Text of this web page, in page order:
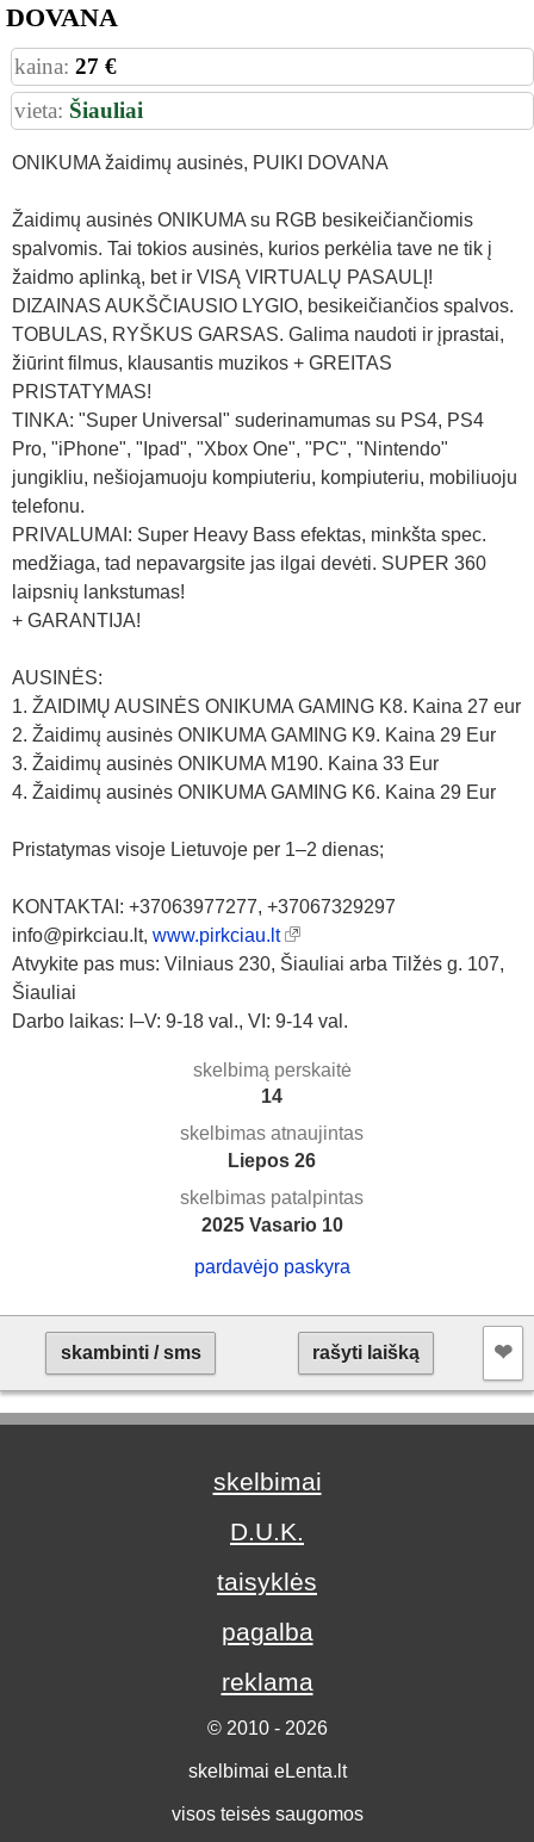
DOVANA
kaina: 27 €
vieta: Šiauliai
ONIKUMA žaidimų ausinės, PUIKI DOVANA
Žaidimų ausinės ONIKUMA su RGB besikeičiančiomis
spalvomis. Tai tokios ausinės, kurios perkėlia tave ne tik į
žaidmo aplinką, bet ir VISĄ VIRTUALŲ PASAULĮ!
DIZAINAS AUKŠČIAUSIO LYGIO, besikeičiančios spalvos.
TOBULAS, RYŠKUS GARSAS. Galima naudoti ir įprastai,
žiūrint filmus, klausantis muzikos + GREITAS
PRISTATYMAS!
TINKA: "Super Universal" suderinamumas su PS4, PS4
Pro, "iPhone", "Ipad", "Xbox One", "PC", "Nintendo"
jungikliu, nešiojamuoju kompiuteriu, kompiuteriu, mobiliuoju
telefonu.
PRIVALUMAI: Super Heavy Bass efektas, minkšta spec.
medžiaga, tad nepavargsite jas ilgai devėti. SUPER 360
laipsnių lankstumas!
+ GARANTIJA!
AUSINĖS:
1. ŽAIDIMŲ AUSINĖS ONIKUMA GAMING K8. Kaina 27 eur
2. Žaidimų ausinės ONIKUMA GAMING K9. Kaina 29 Eur
3. Žaidimų ausinės ONIKUMA M190. Kaina 33 Eur
4. Žaidimų ausinės ONIKUMA GAMING K6. Kaina 29 Eur
Pristatymas visoje Lietuvoje per 1–2 dienas;
KONTAKTAI: +37063977277, +37067329297
info@pirkciau.lt, www.pirkciau.lt
Atvykite pas mus: Vilniaus 230, Šiauliai arba Tilžės g. 107,
Šiauliai
Darbo laikas: I–V: 9-18 val., VI: 9-14 val.
skelbimą perskaitė
14
skelbimas atnaujintas
Liepos 26
skelbimas patalpintas
2025 Vasario 10
pardavėjo paskyra
skambinti / sms rašyti laišką ❤︎
skelbimai
D.U.K.
taisyklės
pagalba
reklama
© 2010 - 2026
skelbimai eLenta.lt
visos teisės saugomos